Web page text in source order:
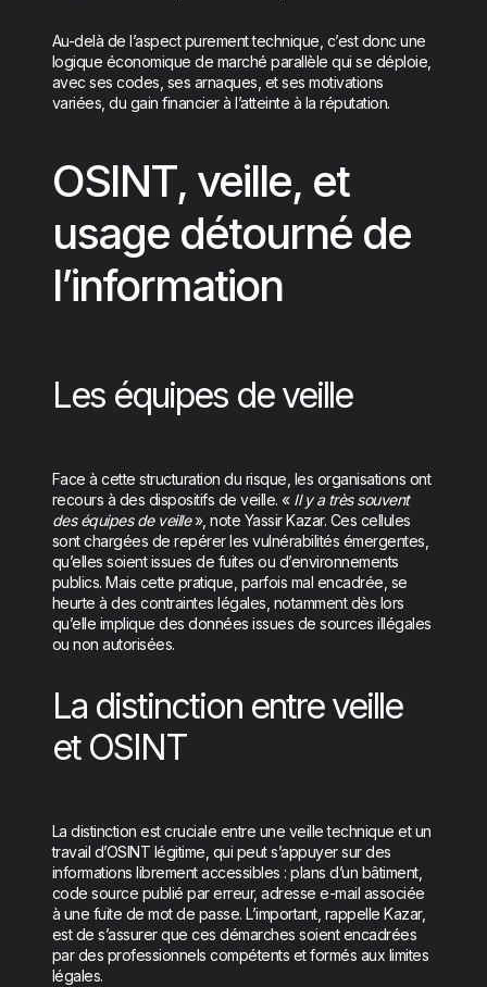
Au-delà de l’aspect purement technique, c’est donc une
logique économique de marché parallèle qui se déploie,
avec ses codes, ses arnaques, et ses motivations
variées, du gain financier à l’atteinte à la réputation.
OSINT, veille, et
usage détourné de
l’information
Les équipes de veille
Face à cette structuration du risque, les organisations ont
recours à des dispositifs de veille. « Il y a très souvent
des équipes de veille», note Yassir Kazar. Ces cellules
sont chargées de repérer les vulnérabilités émergentes,
qu’elles soient issues de fuites ou d’environnements
publics. Mais cette pratique, parfois mal encadrée, se
heurte à des contraintes légales, notamment dès lors
qu’elle implique des données issues de sources illégales
ou non autorisées.
La distinction entre veille
et OSINT
La distinction est cruciale entre une veille technique et un
travail d’OSINT légitime, qui peut s’appuyer sur des
informations librement accessibles : plans d’un bâtiment,
code source publié par erreur, adresse e-mail associée
à une fuite de mot de passe. L’important, rappelle Kazar,
est de s’assurer que ces démarches soient encadrées
par des professionnels compétents et formés aux limites
légales.